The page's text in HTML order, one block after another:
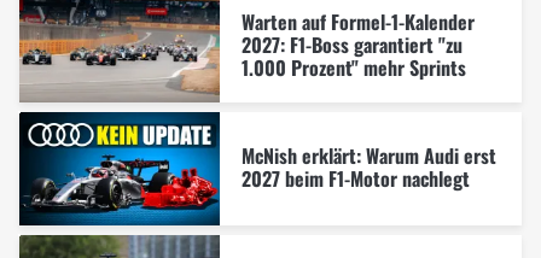
Warten auf Formel-1-Kalender
2027: F1-Boss garantiert "zu
1.000 Prozent" mehr Sprints
McNish erklärt: Warum Audi erst
2027 beim F1-Motor nachlegt